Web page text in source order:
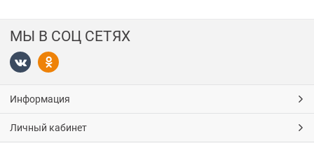
МЫ В СОЦ СЕТЯХ
Информация
Личный кабинет